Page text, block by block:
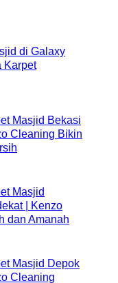
di Galaxy
Karpet
Masjid Bekasi
Cleaning Bikin
Masjid
| Kenzo
dan Amanah
Masjid Depok
Cleaning